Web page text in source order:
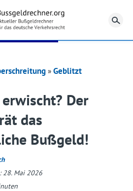
Geblitzt
Der
das
Bußgeld!
28. Mai 2026